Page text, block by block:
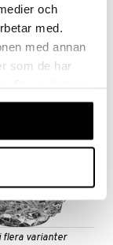
och
med.
med annan
som de har
webbplats.
flera varianter